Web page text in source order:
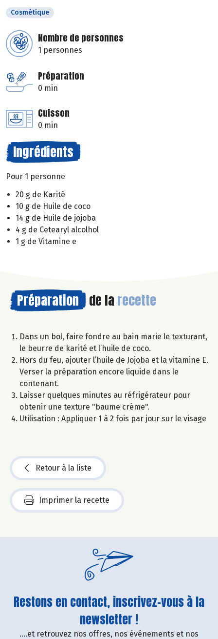
Cosmétique
Nombre de personnes
1 personnes
Préparation
0 min
Cuisson
0 min
Ingrédients
Pour 1 personne
20 g de Karité
10 g de Huile de coco
14 g de Huile de jojoba
4 g de Cetearyl alcolhol
1 g de Vitamine e
Préparation de la recette
Dans un bol, faire fondre au bain marie le texturant,
le beurre de karité et l’huile de coco.
Hors du feu, ajouter l’huile de Jojoba et la vitamine E.
Verser la préparation encore liquide dans le
contenant.
Laisser quelques minutes au réfrigérateur pour
obtenir une texture "baume crème".
Utilisation : Appliquer 1 à 2 fois par jour sur le visage
Retour à la liste
Imprimer la recette
Restons en contact, inscrivez-vous à la
newsletter !
....et retrouvez nos offres, nos événements et nos